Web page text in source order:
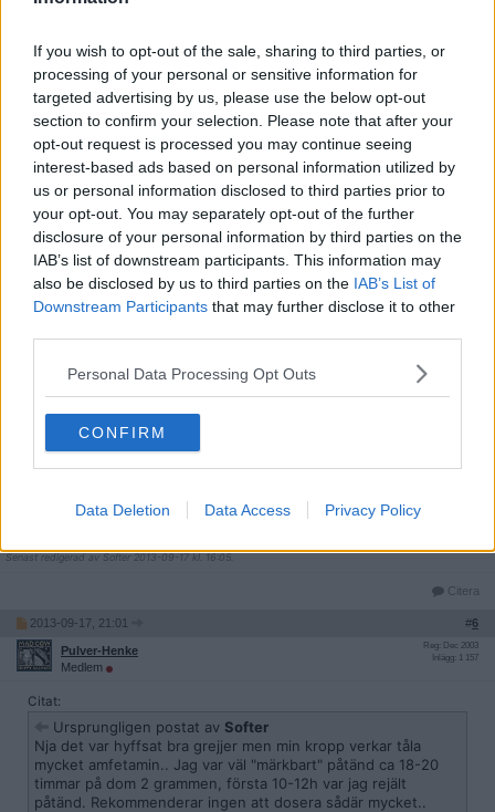
If you wish to opt-out of the sale, sharing to third parties, or
processing of your personal or sensitive information for
targeted advertising by us, please use the below opt-out
section to confirm your selection. Please note that after your
opt-out request is processed you may continue seeing
interest-based ads based on personal information utilized by
us or personal information disclosed to third parties prior to
your opt-out. You may separately opt-out of the further
disclosure of your personal information by third parties on the
IAB’s list of downstream participants. This information may
also be disclosed by us to third parties on the IAB’s List of
Downstream Participants that may further disclose it to other
Personal Data Processing Opt Outs
CONFIRM
Data Deletion Data Access Privacy Policy
Detta eftersom det är urindrivande.
2 gram på en kväll, det är ju en extrem dos. Var det riktig svag skit
eller?
2013-09-17, 15:58
Softer
Medlem
Reg: Aug 2008
Ursprungligen postat avPulver-Henke
Ja, grapefruktjuice och/eller citronvatten har jag alltid fått
höra. Detta eftersom det är urindrivande.
svag skit eller?
amfetamin.. Jag var väl "märkbart" påtänd ca 18-20 timmar på dom
2 grammen, första 10-12h var jag rejält påtänd. Rekommenderar
Jag fick byta tid för urinprovet, har fått en ny tid nästa vecka!
Ingen är nog fan gladare än mig!
Senast redigerad av Softer 2013-09-17 kl. 16:05.
Citera
2013-09-17, 21:01 #6
Pulver-Henke
Medlem
Reg: Dec 2003
Inlägg: 1 157
Citat:
Ursprungligen postat av Softer
Nja det var hyffsat bra grejjer men min kropp verkar tåla
mycket amfetamin.. Jag var väl "märkbart" påtänd ca 18-20
timmar på dom 2 grammen, första 10-12h var jag rejält
påtänd. Rekommenderar ingen att dosera sådär mycket..